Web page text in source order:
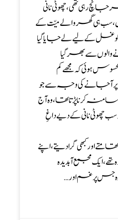
رہی تھی،چھوٹی نانی
ہی گھر والے میّت کے
کے لیے لے جایا گیا
والوں سے بھر گیا
ہوئی کہ مجھے کم
آجانے کی وجہ سے جو
کرنا پڑتا تھا،وہ آج
چھوٹی نانی کے دیے داغِ
اور کبھی گرادیتے،اپنے
مجمع آبدیدہ
جس پر غم اور…